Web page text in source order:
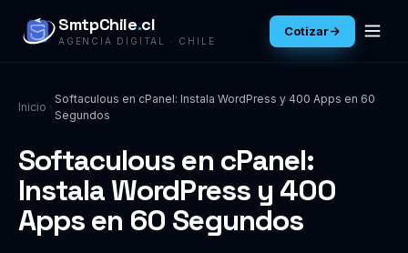
SmtpChile.cl
AGENCIA DIGITAL · CHILE
Cotizar
Inicio
Softaculous en cPanel: Instala WordPress y 400 Apps en 60
Segundos
Softaculous en cPanel:
Instala WordPress y 400
Apps en 60 Segundos